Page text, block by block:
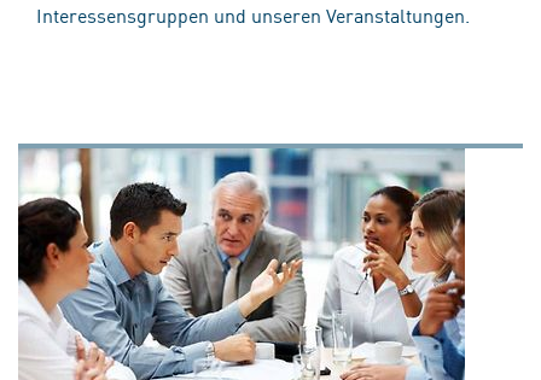
Interessensgruppen und unseren Veranstaltungen.